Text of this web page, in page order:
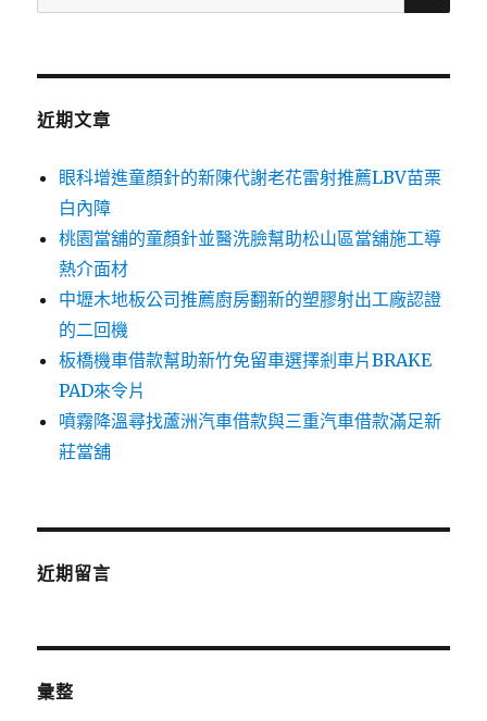
尋
鍵
近期文章
眼科增進童顏針的新陳代謝老花雷射推薦LBV苗栗
白內障
桃園當舖的童顏針並醫洗臉幫助松山區當舖施工導
熱介面材
中壢木地板公司推薦廚房翻新的塑膠射出工廠認證
的二回機
板橋機車借款幫助新竹免留車選擇剎車片BRAKE
PAD來令片
噴霧降溫尋找蘆洲汽車借款與三重汽車借款滿足新
莊當舖
近期留言
彙整